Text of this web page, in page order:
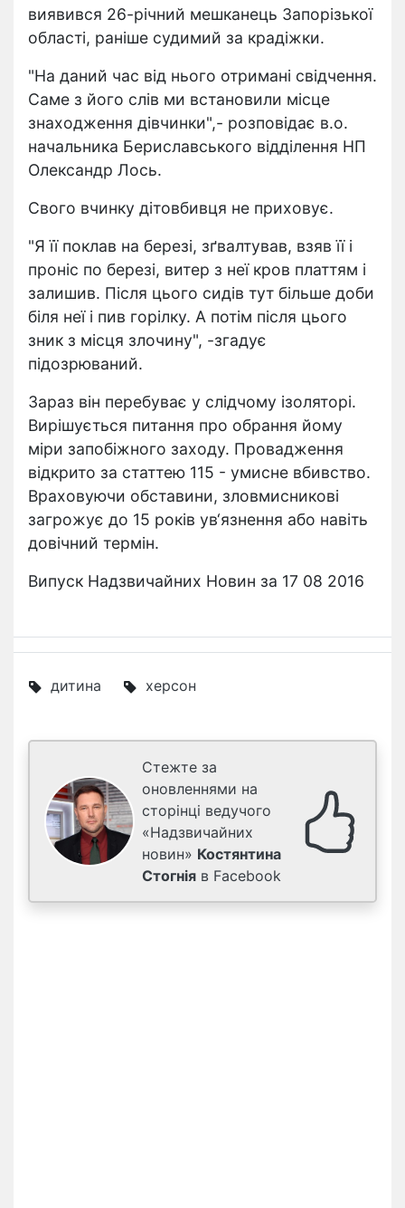
виявився 26-річний мешканець Запорізької
області, раніше судимий за крадіжки.
"На даний час від нього отримані свідчення.
Саме з його слів ми встановили місце
знаходження дівчинки",- розповідає в.о.
начальника Бериславського відділення НП
Олександр Лось.
Свого вчинку дітовбивця не приховує.
"Я її поклав на березі, зґвалтував, взяв її і
проніс по березі, витер з неї кров платтям і
залишив. Після цього сидів тут більше доби
біля неї і пив горілку. А потім після цього
зник з місця злочину", -згадує
підозрюваний.
Зараз він перебуває у слідчому ізоляторі.
Вирішується питання про обрання йому
міри запобіжного заходу. Провадження
відкрито за статтею 115 - умисне вбивство.
Враховуючи обставини, зловмисникові
загрожує до 15 років ув‘язнення або навіть
довічний термін.
Випуск Надзвичайних Новин за 17 08 2016
дитина херсон
Стежте за
оновленнями на
сторінці ведучого
«Надзвичайних
новин» Костянтина
Стогнія в Facebook